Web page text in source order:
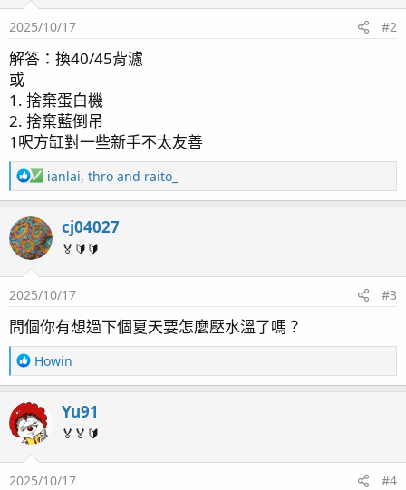
2025/10/17 #2
解答：換40/45背濾
或
1. 捨棄蛋白機
2. 捨棄藍倒吊
1呎方缸對一些新手不太友善
R
e
c
t
o
n
：
ianlai, thro and raito_
cj04027
🏅🔰🔰
2025/10/17 #3
問個你有想過下個夏天要怎麼壓水溫了嗎？
R
e
c
t
i
o
n
Howin
Yu91
🏅🏅🔰
2025/10/17 #4